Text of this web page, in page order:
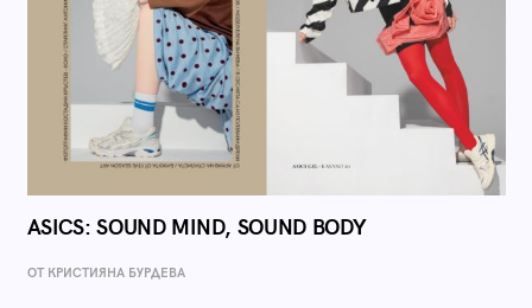
ASICS: SOUND MIND, SOUND BODY
ОТ КРИСТИЯНА БУРДЕВА